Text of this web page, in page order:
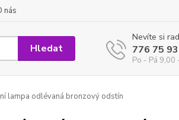
nás
Hledat
Nevíte si
776 75
Po - Pá 9,00
lampa odlévaná bronzový odstín